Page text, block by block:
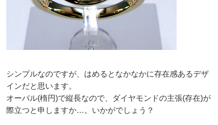
シンプルなのですが、はめるとなかなかに存在感あるデザ
インだと思います。
オーバル(楕円)で縦長なので、ダイヤモンドの主張(存在)が
際立つと申しますか…。いかがでしょう？